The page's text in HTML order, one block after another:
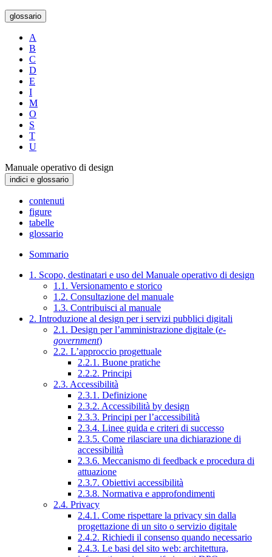
glossario
A
B
C
D
E
I
M
O
S
T
U
Manuale operativo di design
indici e glossario
contenuti
figure
tabelle
glossario
Sommario
1. Scopo, destinatari e uso del Manuale operativo di design
1.1. Versionamento e storico
1.2. Consultazione del manuale
1.3. Contribuisci al manuale
2. Introduzione al design per i servizi pubblici digitali
2.1. Design per l’amministrazione digitale (e-
government)
2.2. L’approccio progettuale
2.2.1. Buone pratiche
2.2.2. Principi
2.3. Accessibilità
2.3.1. Definizione
2.3.2. Accessibilità by design
2.3.3. Principi per l’accessibilità
2.3.4. Linee guida e criteri di successo
2.3.5. Come rilasciare una dichiarazione di
accessibilità
2.3.6. Meccanismo di feedback e procedura di
attuazione
2.3.7. Obiettivi accessibilità
2.3.8. Normativa e approfondimenti
2.4. Privacy
2.4.1. Come rispettare la privacy sin dalla
progettazione di un sito o servizio digitale
2.4.2. Richiedi il consenso quando necessario
2.4.3. Le basi del sito web: architettura,